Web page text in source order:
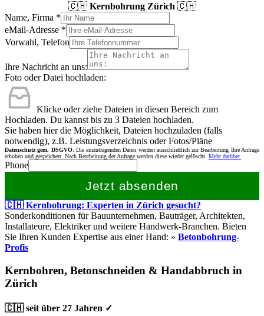
🇨🇭 Kernbohrung Zürich 🇨🇭
Name, Firma *
eMail-Adresse *
Vorwahl, Telefon
Ihre Nachricht an uns:
Foto oder Datei hochladen:
Klicke oder ziehe Dateien in diesen Bereich zum
Hochladen. Du kannst bis zu 3 Dateien hochladen.
Sie haben hier die Möglichkeit, Dateien hochzuladen (falls
notwendig), z.B. Leistungsverzeichnis oder Fotos/Pläne
Datenschutz gem. DSGVO: Die einzutragenden Daten werden ausschließlich zur Bearbeitung Ihre Anfrage
erhoben und gespeichert. Nach Bearbeitung der Anfrage werden diese wieder gelöscht. Mehr darüber.
Phone
Jetzt absenden
🇨🇭 Kernbohrung: Experten in Zürich gesucht?
Sonderkonditionen für Bauunternehmen, Bauträger, Architekten,
Installateure, Elektriker und weitere Handwerk-Branchen. Bieten
Sie Ihren Kunden Expertise aus einer Hand: » Betonbohrung-
Profis
Kernbohren, Betonschneiden & Handabbruch in
Zürich
🇨🇭 seit über 27 Jahren ✓